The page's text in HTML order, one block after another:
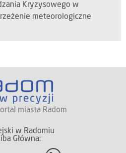
Kryzysowego w
meteorologiczne
miasta Radom
w Radomiu
Główna: